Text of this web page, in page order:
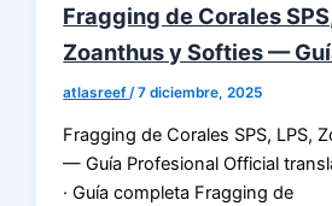
Fragging de Corales
Zoanthus y Softies —
atlasreef/7 diciembre, 2025
Fragging de Corales SPS, LPS,
— Guía Profesional Official
· Guía completa Fragging de